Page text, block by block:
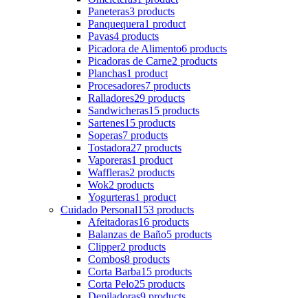
Paneteras3 products
Panquequera1 product
Pavas4 products
Picadora de Alimento6 products
Picadoras de Carne2 products
Planchas1 product
Procesadores7 products
Ralladores29 products
Sandwicheras15 products
Sartenes15 products
Soperas7 products
Tostadora27 products
Vaporeras1 product
Waffleras2 products
Wok2 products
Yogurteras1 product
Cuidado Personal153 products
Afeitadoras16 products
Balanzas de Baño5 products
Clipper2 products
Combos8 products
Corta Barba15 products
Corta Pelo25 products